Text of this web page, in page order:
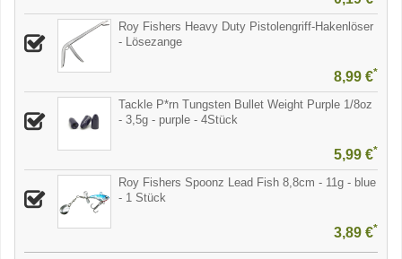
Roy Fishers Heavy Duty Pistolengriff-Hakenlöser
- Lösezange
8,99 €*
Tackle P*rn Tungsten Bullet Weight Purple 1/8oz
- 3,5g - purple - 4Stück
5,99 €*
Roy Fishers Spoonz Lead Fish 8,8cm - 11g - blue
- 1 Stück
3,89 €*